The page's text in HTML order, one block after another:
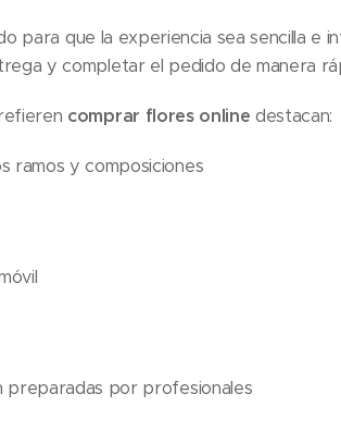
para que la experiencia sea sencilla e
y completar el pedido de manera
comprar flores online destacan:
ramos y composiciones
preparadas por profesionales